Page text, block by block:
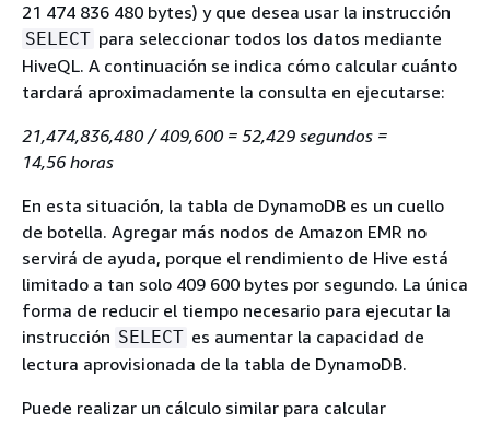
21 474 836 480 bytes) y que desea usar la instrucción
SELECT para seleccionar todos los datos mediante
HiveQL. A continuación se indica cómo calcular cuánto
tardará aproximadamente la consulta en ejecutarse:
21,474,836,480 / 409,600 = 52,429 segundos =
14,56 horas
En esta situación, la tabla de DynamoDB es un cuello
de botella. Agregar más nodos de Amazon EMR no
servirá de ayuda, porque el rendimiento de Hive está
limitado a tan solo 409 600 bytes por segundo. La única
forma de reducir el tiempo necesario para ejecutar la
instrucción SELECT es aumentar la capacidad de
lectura aprovisionada de la tabla de DynamoDB.
Puede realizar un cálculo similar para calcular